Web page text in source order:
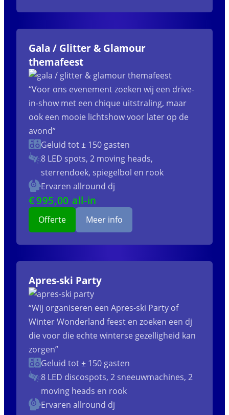
Gala / Glitter & Glamour
themafeest
“Voor ons evenement zoeken wij een drive-
in-show met een chique uitstraling, maar
ook een mooie lichtshow voor later op de
avond”
Geluid tot ± 150 gasten
8 LED spots, 2 moving heads,
sterrendoek, spiegelbol en rook
Ervaren allround dj
€995,00 all-in
Offerte Meer info
Apres-ski Party
“Wij organiseren een Apres-ski Party of
Winter Wonderland feest en zoeken een dj
die voor die echte winterse gezelligheid kan
zorgen”
Geluid tot ± 150 gasten
8 LED discospots, 2 sneeuwmachines, 2
moving heads en rook
Ervaren allround dj